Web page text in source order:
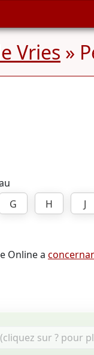
Vries »
G H J
Online a